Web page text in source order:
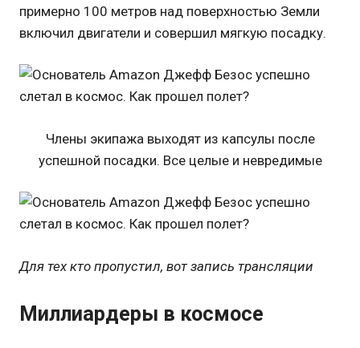
примерно 100 метров над поверхностью Земли
включил двигатели и совершил мягкую посадку.
Члены экипажа выходят из капсулы после
успешной посадки. Все целые и невредимые
Для тех кто пропустил, вот запись трансляции
Миллиардеры в космосе